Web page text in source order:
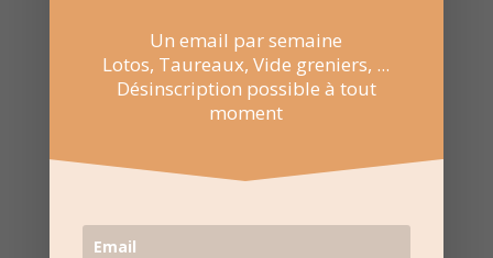
18:30 au 21:30
Un email par semaine
Lotos, Taureaux, Vide greniers, ...
Désinscription possible à tout
moment